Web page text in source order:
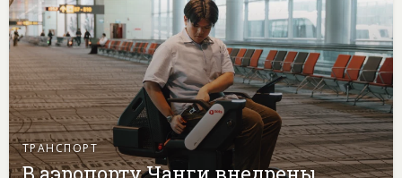
ТРАНСПОРТ
В аэропорту Чанги внедрены